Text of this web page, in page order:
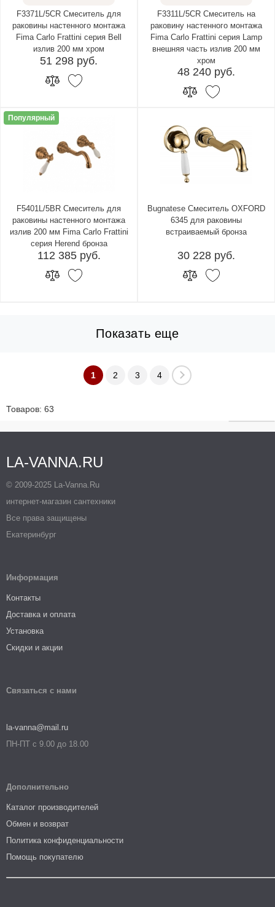
F3371L/5CR Cмеситель для
раковины настенного монтажа
Fima Carlo Frattini серия Bell
излив 200 мм хром
51 298 руб.
F3311L/5CR Смеситель на
раковину настенного монтажа
Fima Carlo Frattini серия Lamp
внешняя часть излив 200 мм
хром
48 240 руб.
Популярный
F5401L/5BR Смеситель для
раковины настенного монтажа
излив 200 мм Fima Carlo Frattini
серия Herend бронза
112 385 руб.
Bugnatese Смеситель OXFORD
6345 для раковины
встраиваемый бронза
30 228 руб.
Показать еще
1 2 3 4
Товаров: 63
LA-VANNA.RU
© 2009-2025 La-Vanna.Ru
интернет-магазин сантехники
Все права защищены
Екатеринбург
Информация
Контакты
Доставка и оплата
Установка
Скидки и акции
Связаться с нами
la-vanna@mail.ru
ПН-ПТ с 9.00 до 18.00
Дополнительно
Каталог производителей
Обмен и возврат
Политика конфиденциальности
Помощь покупателю